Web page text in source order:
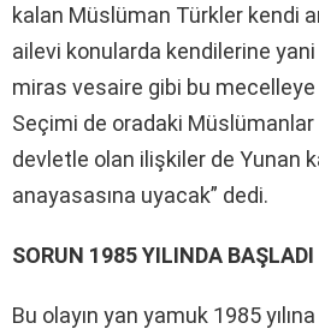
kalan Müslüman Türkler kendi
ailevi konularda kendilerine
miras vesaire gibi bu
Seçimi de oradaki
devletle olan ilişkiler de Yunan
anayasasına uyacak” dedi.
SORUN 1985 YILINDA BAŞLADI
Bu olayın yan yamuk 1985